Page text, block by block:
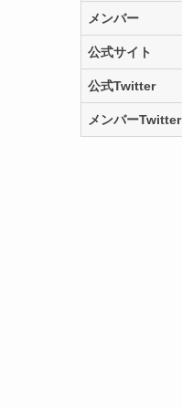
メンバー
公式サイト
公式Twitter
メンバーTwitter